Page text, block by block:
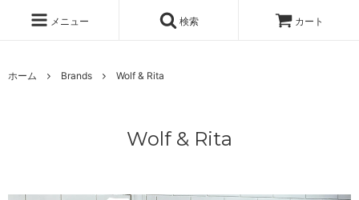
メニュー 検索 カート
ホーム Brands Wolf & Rita
Wolf & Rita